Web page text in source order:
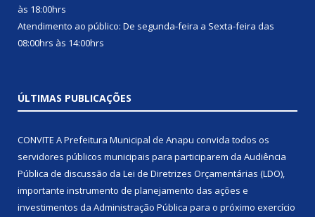
às 18:00hrs
Atendimento ao público: De segunda-feira a Sexta-feira das
08:00hrs às 14:00hrs
ÚLTIMAS PUBLICAÇÕES
CONVITE A Prefeitura Municipal de Anapu convida todos os
servidores públicos municipais para participarem da Audiência
Pública de discussão da Lei de Diretrizes Orçamentárias (LDO),
importante instrumento de planejamento das ações e
investimentos da Administração Pública para o próximo exercício